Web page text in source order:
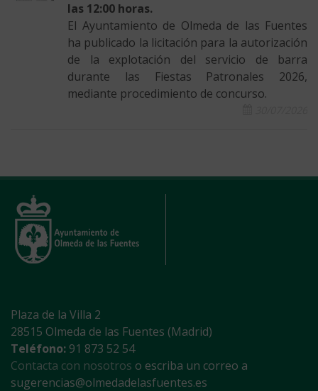
las 12:00 horas.
El Ayuntamiento de Olmeda de las Fuentes
ha publicado la licitación para la autorización
de la explotación del servicio de barra
durante las Fiestas Patronales 2026,
mediante procedimiento de concurso.
Plaza de la Villa 2
28515 Olmeda de las Fuentes (Madrid)
Teléfono: 91 873 52 54
Contacta con nosotros o escriba un correo a
sugerencias@olmedadelasfuentes.es